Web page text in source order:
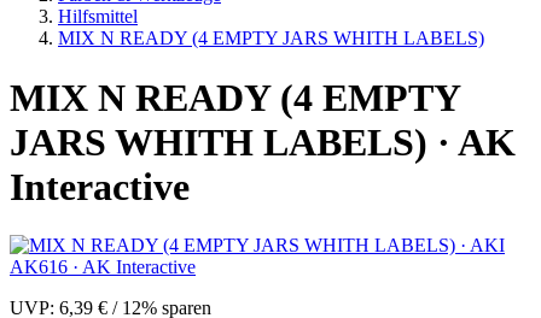
Hilfsmittel
MIX N READY (4 EMPTY JARS WHITH LABELS)
MIX N READY (4 EMPTY
JARS WHITH LABELS) · AK
Interactive
UVP: 6,39 € / 12% sparen